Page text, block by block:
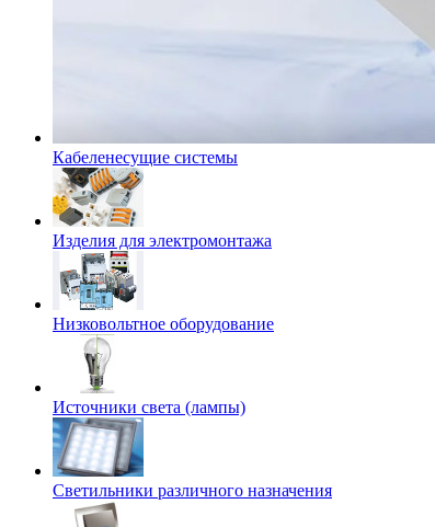
Кабеленесущие системы
Изделия для электромонтажа
Низковольтное оборудование
Источники света (лампы)
Светильники различного назначения